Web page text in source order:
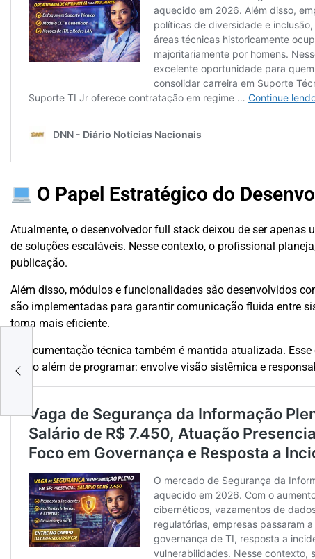
O Papel Estratégico do
Atualmente, o desenvolvedor full stack deixou de ser
de soluções escaláveis. Nesse contexto, o profissional
publicação.
Além disso, módulos e funcionalidades são desenvolvidos
são implementadas para garantir comunicação fluida entre
torna mais eficiente.
A documentação técnica também é mantida atualizada.
muito além de programar: envolve visão sistêmica e